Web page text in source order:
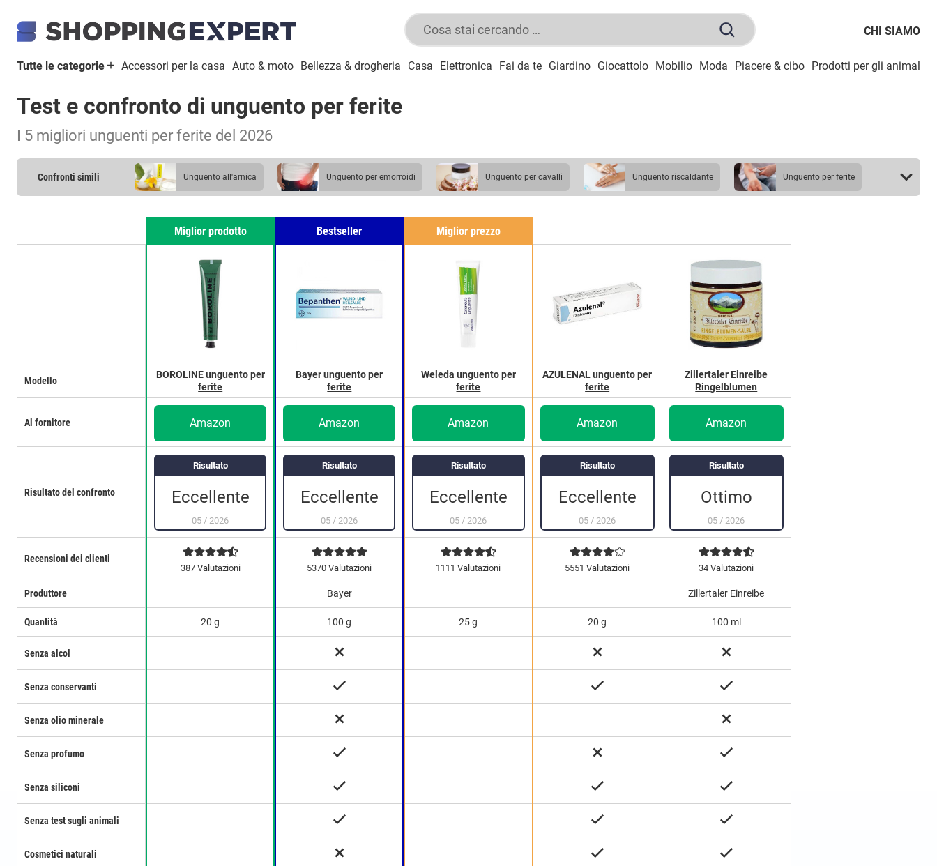
CHI SIAMO
Tutte le categorie Accessori per la casa Auto & moto Bellezza & drogheria Casa Elettronica Fai da te Giardino Giocattolo Mobilio Moda Piacere & cibo Prodotti per gli animali
Test e confronto di unguento per ferite
I 5 migliori unguenti per ferite del 2026
Confronti simili unguento all'arnica unguento per emorroidi unguento per cavalli unguento riscaldante unguento per ferite
Risultato del confronto
Modello
Recensioni dei clienti
Al fornitore
Produttore
Quantità
Senza alcol
Senza conservanti
Senza olio minerale
Senza profumo
Senza siliconi
Senza test sugli animali
Cosmetici naturali
Miglior prodotto
Risultato
Eccellente
05 / 2026
BOROLINE unguento per
ferite
387 Valutazioni
Amazon
20 g
Bestseller
Risultato
Eccellente
05 / 2026
Bayer unguento per
ferite
5370 Valutazioni
Amazon
Bayer
100 g
Miglior prezzo
Risultato
Eccellente
05 / 2026
Weleda unguento per
ferite
1111 Valutazioni
Amazon
25 g
Risultato
Eccellente
05 / 2026
AZULENAL unguento per
ferite
5551 Valutazioni
Amazon
20 g
Risultato
Ottimo
05 / 2026
Zillertaler Einreibe
Ringelblumen
34 Valutazioni
Amazon
Zillertaler Einreibe
100 ml